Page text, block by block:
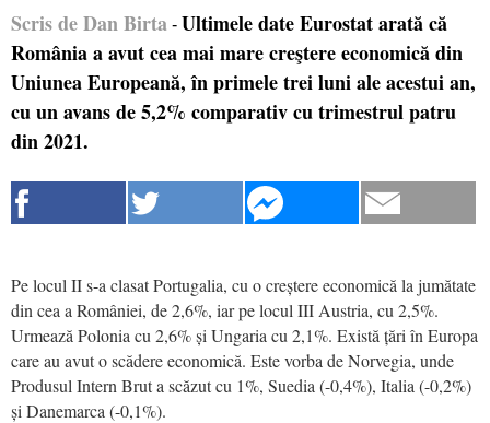
Scris de Dan Birta - Ultimele date Eurostat arată că
România a avut cea mai mare creştere economică din
Uniunea Europeană, în primele trei luni ale acestui an,
cu un avans de 5,2% comparativ cu trimestrul patru
din 2021.
Pe locul II s-a clasat Portugalia, cu o creștere economică la jumătate
din cea a României, de 2,6%, iar pe locul III Austria, cu 2,5%.
Urmează Polonia cu 2,6% și Ungaria cu 2,1%. Există țări în Europa
care au avut o scădere economică. Este vorba de Norvegia, unde
Produsul Intern Brut a scăzut cu 1%, Suedia (-0,4%), Italia (-0,2%)
și Danemarca (-0,1%).